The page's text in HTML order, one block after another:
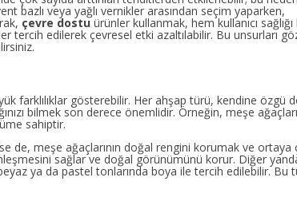
bazlı veya yağlı vernikler arasından seçim yaparken,
çevre dostu ürünler kullanmak, hem kullanıcı
tercih edilerek çevresel etki azaltılabilir. Bu unsurları
farklılıklar gösterebilir. Her ahşap türü, kendine özgü
bilmek son derece önemlidir. Örneğin, meşe
sahiptir.
de, meşe ağaçlarının doğal rengini korumak ve ortaya
sağlar ve doğal görünümünü korur. Diğer
ya da pastel tonlarında boya ile tercih edilebilir. Bu